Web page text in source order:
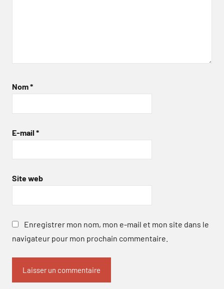
Nom*
E-mail *
Site web
Enregistrer mon nom, mon e-mail et mon site dans le
navigateur pour mon prochain commentaire.